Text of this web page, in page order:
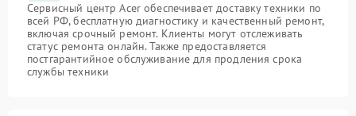
Сервисный центр Acer обеспечивает доставку техники по
всей РФ, бесплатную диагностику и качественный ремонт,
включая срочный ремонт. Клиенты могут отслеживать
статус ремонта онлайн. Также предоставляется
постгарантийное обслуживание для продления срока
службы техники